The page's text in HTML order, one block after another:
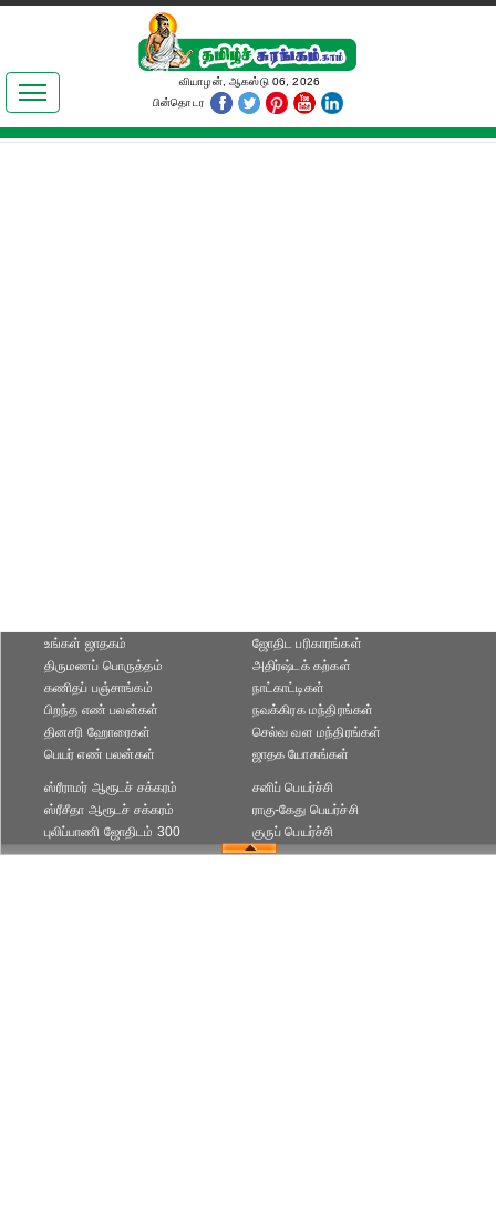
இலக்கியங்கள்
தமிழ் உலகம்
வியாழன், ஆகஸ்டு 06, 2026
பின்தொடர
உங்கள் ஜாதகம்
திருமணப் பொருத்தம்
கணிதப் பஞ்சாங்கம்
ஜோதிட ப‌ரிகார‌ங்க‌ள்
அதிர்ஷ்டக் கற்கள்
நாட்காட்டிகள்
பிறந்த எண் பலன்கள்
தினசரி ஹோரைகள்
பெயர் எண் பலன்கள்
நவக்கிரக மந்திரங்கள்
செல்வ வள மந்திரங்கள்
ஜாதக யோகங்கள்
ஸ்ரீராமர் ஆரூடச் சக்கரம்
ஸ்ரீசீதா ஆரூடச் சக்கரம்
புலிப்பாணி ஜோதிடம் 300
சனிப் பெயர்ச்சி
ராகு-கேது பெயர்ச்சி
குருப் பெயர்ச்சி